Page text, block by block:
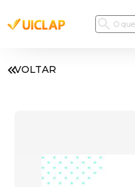
VOLTAR